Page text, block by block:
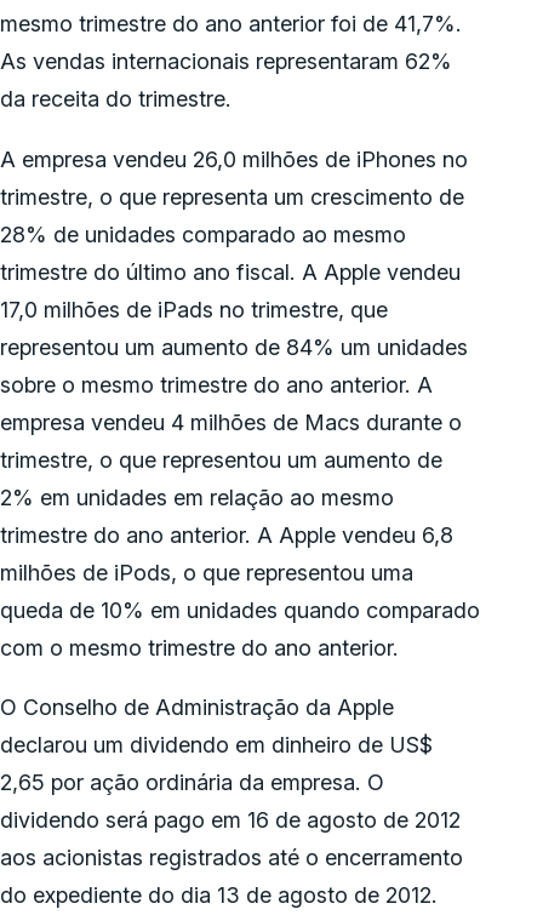
mesmo trimestre do ano anterior foi de 41,7%.
As vendas internacionais representaram 62%
da receita do trimestre.
A empresa vendeu 26,0 milhões de iPhones no
trimestre, o que representa um crescimento de
28% de unidades comparado ao mesmo
trimestre do último ano fiscal. A Apple vendeu
17,0 milhões de iPads no trimestre, que
representou um aumento de 84% um unidades
sobre o mesmo trimestre do ano anterior. A
empresa vendeu 4 milhões de Macs durante o
trimestre, o que representou um aumento de
2% em unidades em relação ao mesmo
trimestre do ano anterior. A Apple vendeu 6,8
milhões de iPods, o que representou uma
queda de 10% em unidades quando comparado
com o mesmo trimestre do ano anterior.
O Conselho de Administração da Apple
declarou um dividendo em dinheiro de US$
2,65 por ação ordinária da empresa. O
dividendo será pago em 16 de agosto de 2012
aos acionistas registrados até o encerramento
do expediente do dia 13 de agosto de 2012.